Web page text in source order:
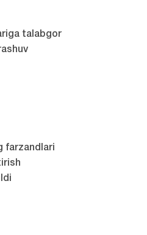
talabgor
farzandlari